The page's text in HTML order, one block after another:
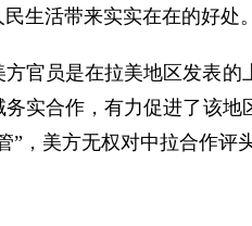
生活带来实实在在的好处
官员是在拉美地区发表
实合作，有力促进了该
”，美方无权对中拉合作评